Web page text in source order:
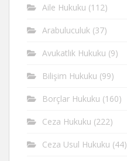
Aile Hukuku (112)
Arabuluculuk (37)
Avukatlık Hukuku (9)
Bilişim Hukuku (99)
Borçlar Hukuku (160)
Ceza Hukuku (222)
Ceza Usul Hukuku (44)